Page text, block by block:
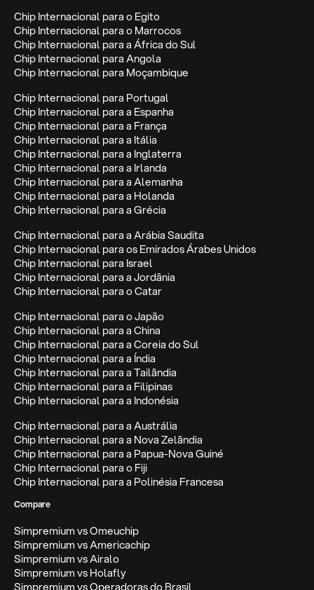
Chip Internacional para o Egito
Chip Internacional para o Marrocos
Chip Internacional para a África do Sul
Chip Internacional para Angola
Chip Internacional para Moçambique
Chip Internacional para Portugal
Chip Internacional para a Espanha
Chip Internacional para a França
Chip Internacional para a Itália
Chip Internacional para a Inglaterra
Chip Internacional para a Irlanda
Chip Internacional para a Alemanha
Chip Internacional para a Holanda
Chip Internacional para a Grécia
Chip Internacional para a Arábia Saudita
Chip Internacional para os Emirados Árabes Unidos
Chip Internacional para Israel
Chip Internacional para a Jordânia
Chip Internacional para o Catar
Chip Internacional para o Japão
Chip Internacional para a China
Chip Internacional para a Coreia do Sul
Chip Internacional para a Índia
Chip Internacional para a Tailândia
Chip Internacional para a Filipinas
Chip Internacional para a Indonésia
Chip Internacional para a Austrália
Chip Internacional para a Nova Zelândia
Chip Internacional para a Papua-Nova Guiné
Chip Internacional para o Fiji
Chip Internacional para a Polinésia Francesa
Compare
Simpremium vs Omeuchip
Simpremium vs Americachip
Simpremium vs Airalo
Simpremium vs Holafly
Simpremium vs Operadoras do Brasil